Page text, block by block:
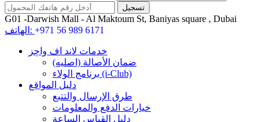
G01 -Darwish Mall - Al Maktoum St, Baniyas square , Dubai
الهاتف: +971 56 989 6171
خدمات لاند اف واچز
ضمان الأصالة (اصلیه)
برنامج الولاء (i-Club)
دليل المواقع
طرق الإرسال والتتبع
خيارات الدفع والمعلومات
دليل القياس الساعة